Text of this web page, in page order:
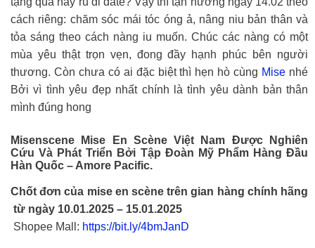
cách riêng: chăm sóc mái tóc óng ả, nâng niu bản thân và
tỏa sáng theo cách nàng iu muốn. Chúc các nàng có một
mùa yêu thật trọn vẹn, đong đầy hạnh phúc bên người
thương. Còn chưa có ai đặc biệt thì hẹn hò cùng Mise nhé
Bởi vì tình yêu đẹp nhất chính là tình yêu dành bản thân
mình đúng hong
Misenscene Mise En Scène Việt Nam Được Nghiên
Cứu Và Phát Triển Bởi Tập Đoàn Mỹ Phẩm Hàng Đầu
Hàn Quốc – Amore Pacific.
Chốt đơn của mise en scène trên gian hàng chính hãng
từ ngày 10.01.2025 – 15.01.2025
Shopee Mall: https://bit.ly/4bmJanD